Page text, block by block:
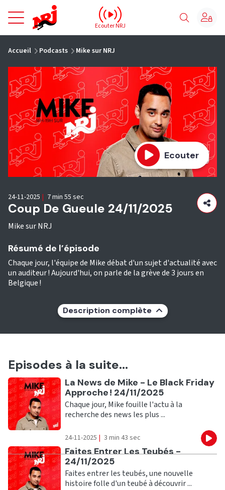
NRJ - Accueil
Ecouter NRJ
Accueil Podcasts Mike sur NRJ
Ecouter
Coup De Gueule 24/11/2025
Mike sur NRJ
24-11-2025 | 7 min 55 sec
Résumé de l’épisode
Chaque jour, l'équipe de Mike débat d'un sujet d'actualité avec
un auditeur ! Aujourd'hui, on parle de la grève de 3 jours en
Belgique !
Description complète
Episodes à la suite...
Ecouter
La News de Mike - Le Black Friday
Approche ! 24/11/2025
Chaque jour, Mike fouille l'actu à la
recherche des news les plus ...
24-11-2025 | 3 min 43 sec
Ecouter
Faites Entrer Les Teubés -
24/11/2025
Faites entrer les teubés, une nouvelle
histoire folle d'un teubé à découvrir ...